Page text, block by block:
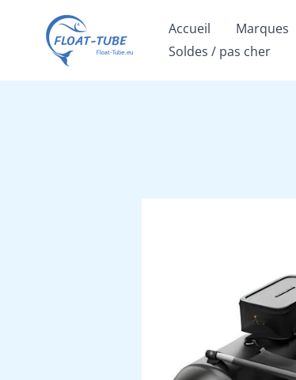
Accueil Marques
Soldes / pas cher